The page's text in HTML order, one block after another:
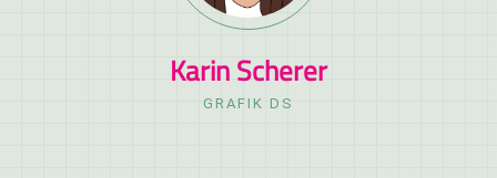
Karin Scherer
GRAFIK DS